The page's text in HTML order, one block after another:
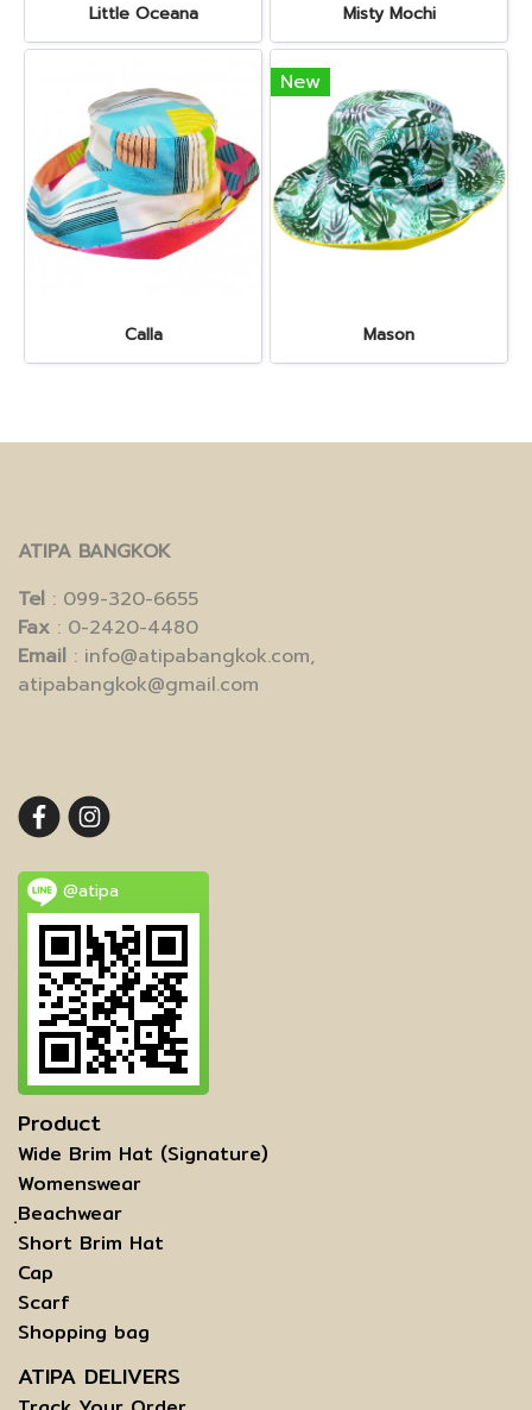
Little Oceana Misty Mochi
Calla
New
Mason
ATIPA BANGKOK
Tel : 099-320-6655
Fax : 0-2420-4480
Email : info@atipabangkok.com,
atipabangkok@gmail.com
@atipa
Product
Wide Brim Hat (Signature)
Womenswear
ฺBeachwear
Short Brim Hat
Cap
Scarf
Shopping bag
ATIPA DELIVERS